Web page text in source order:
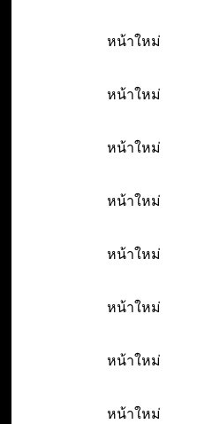
หน้าใหม่
หน้าใหม่
หน้าใหม่
หน้าใหม่
หน้าใหม่
หน้าใหม่
หน้าใหม่
หน้าใหม่